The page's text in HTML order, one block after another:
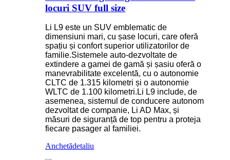
locuri SUV full size
Li L9 este un SUV emblematic de
dimensiuni mari, cu șase locuri, care oferă
spațiu și confort superior utilizatorilor de
familie.Sistemele auto-dezvoltate de
extindere a gamei de gamă și șasiu oferă o
manevrabilitate excelentă, cu o autonomie
CLTC de 1.315 kilometri și o autonomie
WLTC de 1.100 kilometri.Li L9 include, de
asemenea, sistemul de conducere autonom
dezvoltat de companie, Li AD Max, și
măsuri de siguranță de top pentru a proteja
fiecare pasager al familiei.
Anchetădetaliu